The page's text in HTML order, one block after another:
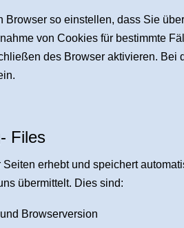
Browser so einstellen, dass Sie
von Cookies für bestimmte
des Browser aktivieren.
Files
Seiten erhebt und speichert
übermittelt. Dies sind:
Browserversion